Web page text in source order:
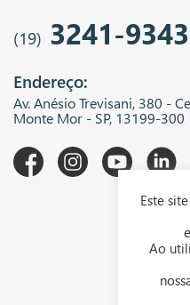
(19) 3241-9343
Endereço:
Av. Anésio Trevisani, 380 -
Monte Mor - SP, 13199-300
Este
Ao